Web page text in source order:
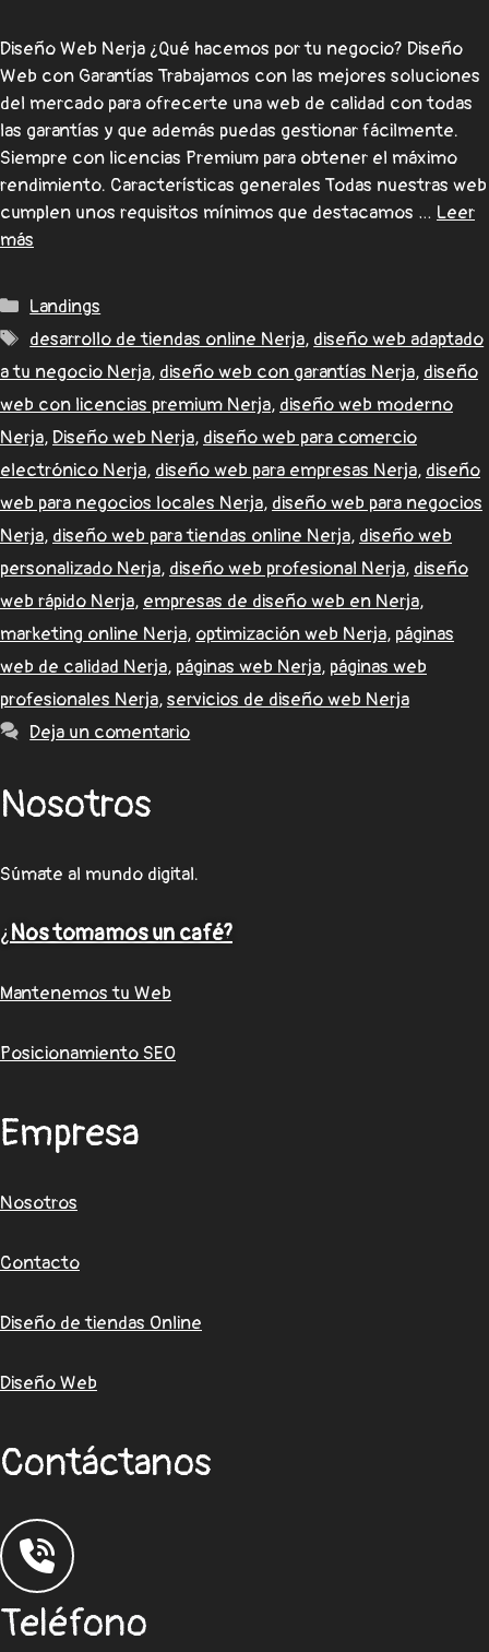
Diseño Web Nerja ¿Qué hacemos por tu negocio? Diseño
Web con Garantías Trabajamos con las mejores soluciones
del mercado para ofrecerte una web de calidad con todas
las garantías y que además puedas gestionar fácilmente.
Siempre con licencias Premium para obtener el máximo
rendimiento. Características generales Todas nuestras web
cumplen unos requisitos mínimos que destacamos … Leer
más
Landings
desarrollo de tiendas online Nerja, diseño web adaptado
a tu negocio Nerja, diseño web con garantías Nerja, diseño
web con licencias premium Nerja, diseño web moderno
Nerja,Diseño web Nerja, diseño web para comercio
electrónico Nerja, diseño web para empresas Nerja, diseño
web para negocios locales Nerja, diseño web para negocios
Nerja, diseño web para tiendas online Nerja, diseño web
personalizado Nerja, diseño web profesional Nerja, diseño
web rápido Nerja, empresas de diseño web en Nerja,
marketing online Nerja, optimización web Nerja, páginas
web de calidad Nerja, páginas web Nerja, páginas web
profesionales Nerja,servicios de diseño web Nerja
Deja un comentario
Nosotros
Súmate al mundo digital.
¿Nos tomamos un café?
Mantenemos tu Web
Posicionamiento SEO
Empresa
Nosotros
Contacto
Diseño de tiendas Online
Diseño Web
Contáctanos
Teléfono